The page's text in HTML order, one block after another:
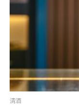
清酒